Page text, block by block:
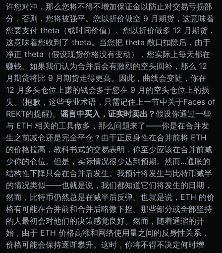
许您对冲，那么您将不得不增加保证金以防止对交易亏损部
分，否则，您将被强平。 您以折价做空 9 月期货，这意味着
您要支付 theta（或时间价值）。您以折价做多 12 月期货，
这意味着您收到了 theta。当您把 theta 敞口扣除后，由于
净正 theta（假设现货价格没有变动），您实际上每天都在
赚钱。如果我们认为合并后会有激烈的空头回补，那么 12
月期货将比 9 月期货走得更高。因此，曲线会变陡，你在
12 月多头仓位上赚的钱会多于您在 9 月的空头仓位上的损
失。 (抱歉，这些专业术语，只需记住上一节中关于Faces of
REKT的提醒)。 谣言中买入，证实时卖出？假设你通过一些
与 ETH 相关的工具做多，那么问题来了——你是在合并发
生之前减仓还是完全平仓？ 由于正反身性在合并前将 ETH
的价格拉高，教科书式的交易表明，你至少应该在合并前减
少你的仓位。但是，实际情况很少达到预期。 然而...通胀的
结构性下降只会在合并后发生。我预计将发生与比特币减半
的情况类似——也就是说，我们都知道它们将发生的日期，
然而，比特币仍然总是在减半后反弹。 也就是说，ETH 的价
格有可能在合并前和合并后略微下挫。那些部分或全部坚持
的人最初会对他们的决策感觉良好。然而，随着通缩的开
始，由于 ETH 价格高涨和网络使用量之间的反身性关系，
价格可能会保持逐渐攀升。这时，你将不得不决定何时增